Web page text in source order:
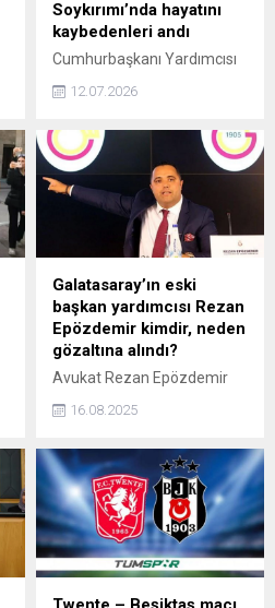
Soykırımı’nda hayatını
kaybedenleri andı
Cumhurbaşkanı Yardımcısı
Soykırımı'nda hayatını
12.07.2026
Galatasaray’ın eski
başkan yardımcısı Rezan
Epözdemir kimdir, neden
gözaltına alındı?
Avukat Rezan Epözdemir
yürüttüğü soruşturma
Epözdemir, Galatasaray’ın
flaş ismi Osimhen
transferine “2 milyon 500
bin Euro verebilirim” demişti.
Bir dönem Galatasaray Spor
Kulübü başkan yardımcılığı
görevini üstlenen Rezan
16.08.2025